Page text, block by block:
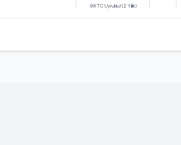
(KKTC Uyruklu) (2 Yıllık)